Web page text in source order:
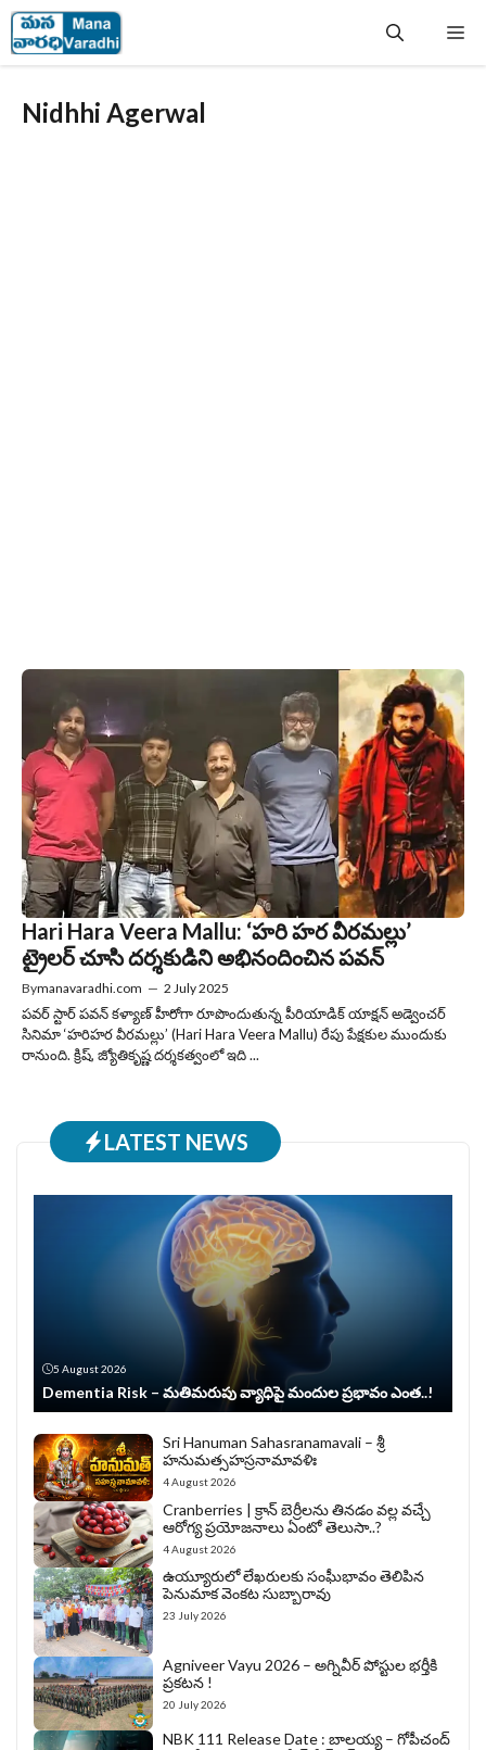
Skip
to
content
Nidhhi Agerwal
Hari Hara Veera Mallu: ‘హరి హర వీరమల్లు’
ట్రైలర్‌ చూసి దర్శకుడిని అభినందించిన పవన్‌
Bymanavaradhi.com — 2 July 2025
పవర్ స్టార్ పవన్‌ కళ్యాణ్ హీరోగా రూపొందుతున్న పీరియాడిక్‌ యాక్షన్‌ అడ్వెంచర్‌
సినిమా ‘హరిహర వీరమల్లు’ (Hari Hara Veera Mallu) రేపు పేక్షకుల ముందుకు
రానుంది. క్రిష్‌, జ్యోతికృష్ణ దర్శకత్వంలో ఇది ...
LATEST NEWS
5 August 2026
Dementia Risk – మతిమరుపు వ్యాధిపై మందుల ప్రభావం ఎంత..!
Sri Hanuman Sahasranamavali – శ్రీ
హనుమత్సహస్రనామావళిః
4 August 2026
Cranberries | క్రాన్ బెర్రీల‌ను తిన‌డం వ‌ల్ల వచ్చే
ఆరోగ్య ప్రయోజనాలు ఏంటో తెలుసా..?
4 August 2026
ఉయ్యూరులో లేఖరులకు సంఘీభావం తెలిపిన
పెనుమాక వెంకట సుబ్బారావు
23 July 2026
Agniveer Vayu 2026 – అగ్నివీర్‌ పోస్టుల భర్తీకి
ప్రకటన !
20 July 2026
NBK 111 Release Date : బాలయ్య – గోపీచంద్